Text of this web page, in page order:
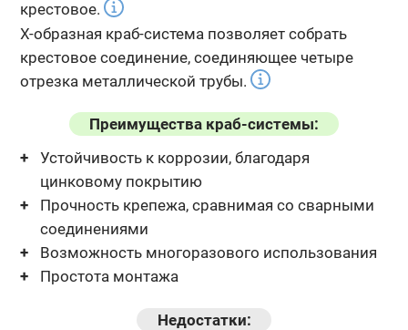
крестовое.
Х-образная краб-система позволяет собрать
крестовое соединение, соединяющее четыре
отрезка металлической трубы.
Преимущества краб-системы:
Устойчивость к коррозии, благодаря
цинковому покрытию
Прочность крепежа, сравнимая со сварными
соединениями
Возможность многоразового использования
Простота монтажа
Недостатки: